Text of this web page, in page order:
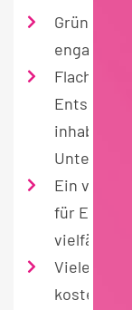
Flache
Ein
für
Viele